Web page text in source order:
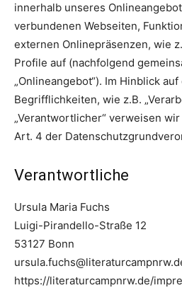
innerhalb unseres
verbundenen Webseiten,
externen Onlinepräsenzen, wie
Profile auf (nachfolgend
„Onlineangebot“). Im Hinblick
Begrifflichkeiten, wie z.B.
„Verantwortlicher“ verweisen
Art. 4 der
Verantwortliche
Ursula Maria Fuchs
Luigi-Pirandello-Straße 12
53127 Bonn
https://literaturcampnrw.de/